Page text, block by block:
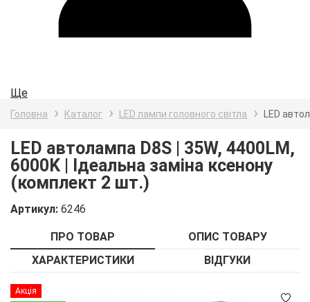
Ще
Головна Каталог LED лампи головного світла LED
LED автолампа D8S | 35W, 4400LM,
6000K | Ідеальна заміна ксенону
(комплект 2 шт.)
Артикул: 6246
ПРО ТОВАР
ОПИС ТОВАРУ
ХАРАКТЕРИСТИКИ
ВІДГУКИ
Детальніше
Акція